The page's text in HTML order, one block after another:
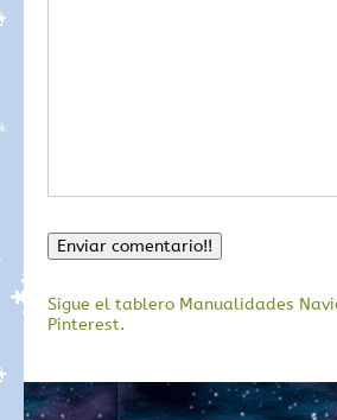
Sigue el tablero Manualidades
Pinterest.